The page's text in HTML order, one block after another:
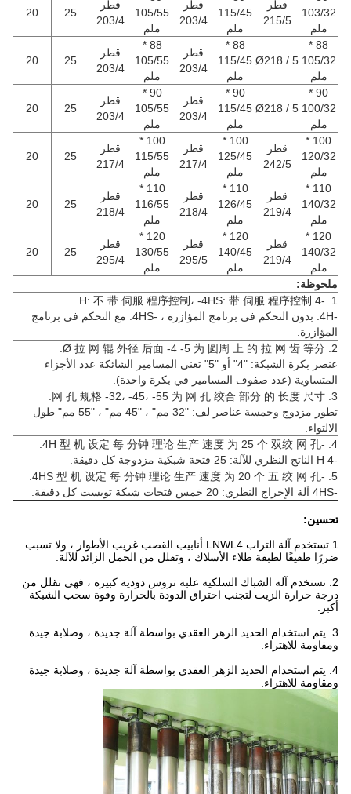
103/32
ملم
قطر
215/5
115/45
ملم
قطر
203/4
105/55
ملم
قطر
203/4
25
20
88 *
105/32
ملم
Ø218 / 5
88 *
115/45
ملم
قطر
203/4
88 *
105/55
ملم
قطر
203/4
25
20
90 *
100/32
ملم
Ø218 / 5
90 *
115/45
ملم
قطر
203/4
90 *
105/55
ملم
قطر
203/4
25
20
100 *
120/32
ملم
قطر
242/5
100 *
125/45
ملم
قطر
217/4
100 *
115/55
ملم
قطر
217/4
25
20
110 *
140/32
ملم
قطر
219/4
110 *
126/45
ملم
قطر
218/4
110 *
116/55
ملم
قطر
218/4
25
20
120 *
140/32
ملم
قطر
219/4
120 *
140/45
ملم
قطر
295/5
120 *
130/55
ملم
قطر
295/4
25
20
ملحوظة:
-4H: بدون التحكم في برنامج المؤازرة ، -4HS: مع التحكم في برنامج
المؤازرة.
عنصر بكرة الشبكة: "4" أو "5" تعني المسامير الشائكة عدد الأجزاء
المتساوية (عدد صفوف المسامير في بكرة واحدة).
تطور مزدوج وخمسة عناصر لف: "32 مم" ، "45 مم" ، "55 مم" طول
الالتواء.
4. -4H 型 机 设定 每 分钟 理论 生产 速度 为 25 个 双绞 网 孔.
5. -4HS 型 机 设定 每 分钟 理论 生产 速度 为 20 个 五 绞 网 孔.
تحسين:
1.تستخدم آلة التراب LNWL4 أنابيب القصب غريب الأطوار ، ولا تسبب
ضررًا طفيفًا لطبقة طلاء الأسلاك ، وتقلل من الحمل الزائد للآلة.
2. تستخدم آلة الشباك السلكية علبة تروس دودية كبيرة ، فهي تقلل من
درجة حرارة الزيت لتجنب احتراق الدودة بالحرارة وقوة سحب الشبكة
أكبر.
3. يتم استخدام الحديد الزهر العقدي بواسطة آلة جديدة ، وصلابة جيدة
ومقاومة للاهتراء.
4. يتم استخدام الحديد الزهر العقدي بواسطة آلة جديدة ، وصلابة جيدة
ومقاومة للاهتراء.